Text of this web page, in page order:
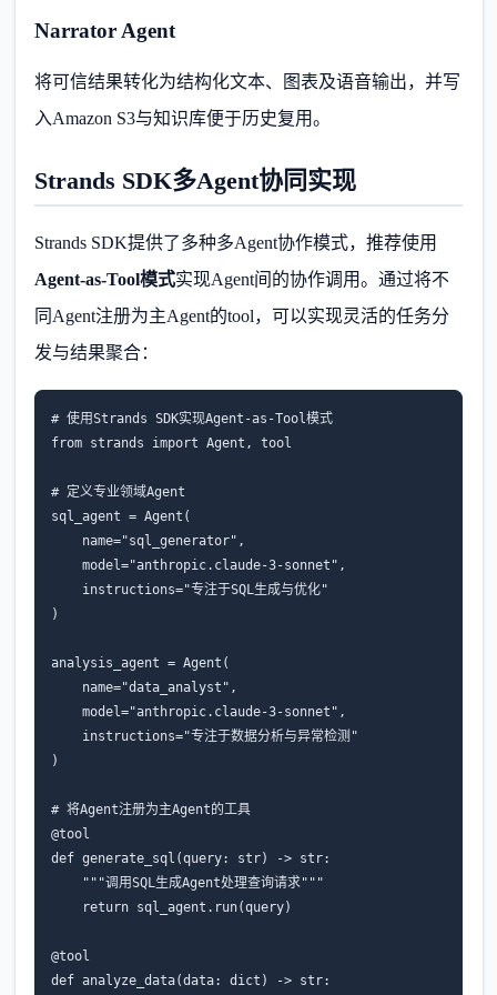
Narrator Agent
将可信结果转化为结构化文本、图表及语音输出，并写
入Amazon S3与知识库便于历史复用。
Strands SDK多Agent协同实现
Strands SDK提供了多种多Agent协作模式，推荐使用
Agent-as-Tool模式实现Agent间的协作调用。通过将不
同Agent注册为主Agent的tool，可以实现灵活的任务分
发与结果聚合：
# 使用Strands SDK实现Agent-as-Tool模式
from strands import Agent, tool
# 定义专业领域Agent
sql_agent = Agent(
    name="sql_generator",
    model="anthropic.claude-3-sonnet",
    instructions="专注于SQL生成与优化"
)
analysis_agent = Agent(
    name="data_analyst",
    model="anthropic.claude-3-sonnet",
    instructions="专注于数据分析与异常检测"
)
# 将Agent注册为主Agent的工具
@tool
def generate_sql(query: str) -> str:
    """调用SQL生成Agent处理查询请求"""
    return sql_agent.run(query)
@tool
def analyze_data(data: dict) -> str: